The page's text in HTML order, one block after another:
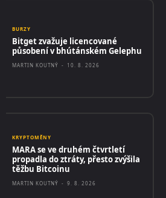
BURZY
Bitget zvažuje licencované
působení v bhútánském Gelephu
MARTIN KOUTNÝ - 10. 8. 2026
KRYPTOMĚNY
MARA se ve druhém čtvrtletí
propadla do ztráty, přesto zvýšila
těžbu Bitcoinu
MARTIN KOUTNÝ - 9. 8. 2026